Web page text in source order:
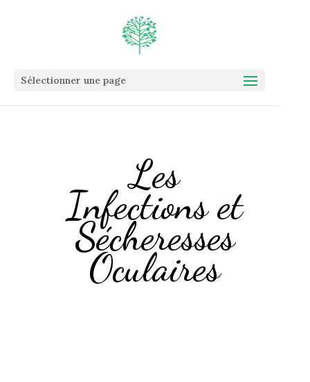
Sélectionner une page
Les
Infections et
Sécheresses
Oculaires